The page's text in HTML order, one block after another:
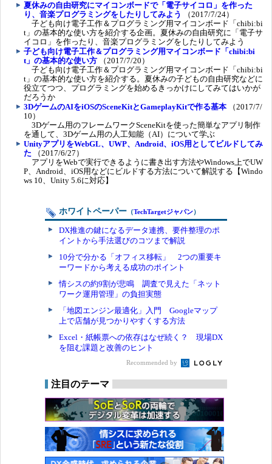
夏休みの自由研究にマイコンボードで「電子サイコロ」を作った
り、音楽プログラミングをしたりしてみよう
（2017/7/24）
子ども向け電子工作＆プログラミング用マイコンボード「chibi:bi
t」の基本的な使い方を紹介する企画。夏休みの自由研究に「電子サ
イコロ」を作ったり、音楽プログラミングをしたりしてみよう
子ども向け電子工作＆プログラミング用マイコンボード「chibi:bi
t」の基本的な使い方 （2017/7/20）
子ども向け電子工作＆プログラミング用マイコンボード「chibi:bi
t」の基本的な使い方を紹介する。夏休みの子どもの自由研究などに
役立てつつ、プログラミングを始めるきっかけにしてみてはいかが
だろうか
3DゲームのAIをiOSのSceneKitとGameplayKitで作る基本 （2017/7/
10）
3Dゲーム用のフレームワークSceneKitを使った簡単なアプリ制作
を通して、3Dゲーム用の人工知能（AI）について学ぶ
UnityアプリをWebGL、UWP、Android、iOS用としてビルドしてみ
た （2017/6/27）
アプリをWebで実行できるように書き出す方法やWindows上でUW
P、Android、iOS用などにビルドする方法について解説する【Windo
ws 10、Unity 5.6に対応】
ホワイトペーパー （TechTargetジャパン）
DX推進の鍵になるデータ連携、要件整理のポ
イントから手法選びのコツまで解説
10分で分かる「オフィス移転」 2つの重要キ
ーワードから考える成功のポイント
情シスの約9割が悲鳴 調査で見えた「ネット
ワーク運用管理」の負担実態
「地図エンジン最適化」入門 Googleマップ
上で店舗が見つかりやすくする方法
Excel・紙帳票への依存はなぜ続く？ 現場DX
を阻む課題と改善のヒント
Recommended by
注目のテーマ